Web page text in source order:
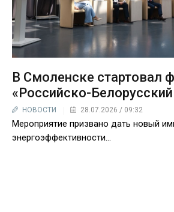
В Смоленске стартовал
«Российско-
НОВОСТИ 28.07.2026 / 09:32
Мероприятие призвано дать новый
энергоэффективности…